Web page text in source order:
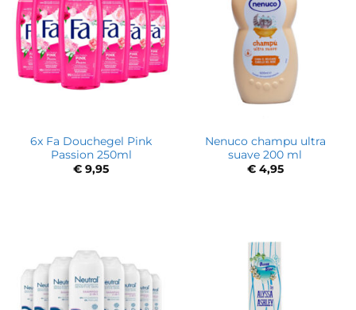
6x Fa Douchegel Pink
Passion 250ml
€ 9,95
Nenuco champu ultra
suave 200 ml
€4,95